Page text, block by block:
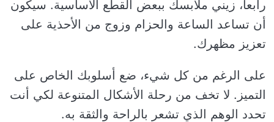
رابعاً، زيني ملابسك ببعض القطع الأساسية. سيكون
أن تساعد الساعة والحزام وزوج من الأحذية على
تعزيز مظهرك.
على الرغم من كل شيء، ضع أسلوبك الخاص على
التميز. لا تخف من رحلة الأشكال المتنوعة لكي أنت
تحدد الوهم الذي تشعر بالراحة والثقة به.